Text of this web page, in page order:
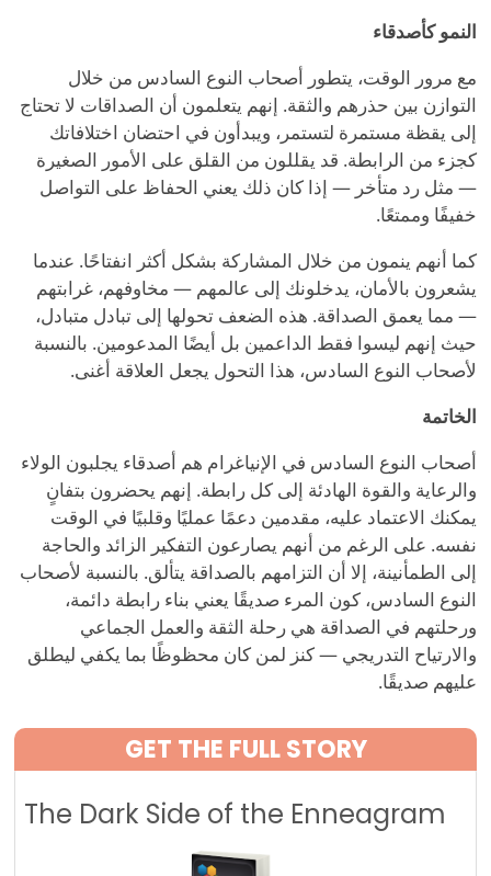
النمو كأصدقاء
مع مرور الوقت، يتطور أصحاب النوع السادس من خلال
التوازن بين حذرهم والثقة. إنهم يتعلمون أن الصداقات لا تحتاج
إلى يقظة مستمرة لتستمر، ويبدأون في احتضان اختلافاتك
كجزء من الرابطة. قد يقللون من القلق على الأمور الصغيرة
— مثل رد متأخر — إذا كان ذلك يعني الحفاظ على التواصل
خفيفًا وممتعًا.
كما أنهم ينمون من خلال المشاركة بشكل أكثر انفتاحًا. عندما
يشعرون بالأمان، يدخلونك إلى عالمهم — مخاوفهم، غرابتهم
— مما يعمق الصداقة. هذه الضعف تحولها إلى تبادل متبادل،
حيث إنهم ليسوا فقط الداعمين بل أيضًا المدعومين. بالنسبة
لأصحاب النوع السادس، هذا التحول يجعل العلاقة أغنى.
الخاتمة
أصحاب النوع السادس في الإنياغرام هم أصدقاء يجلبون الولاء
والرعاية والقوة الهادئة إلى كل رابطة. إنهم يحضرون بتفانٍ
يمكنك الاعتماد عليه، مقدمين دعمًا عمليًا وقلبيًا في الوقت
نفسه. على الرغم من أنهم يصارعون التفكير الزائد والحاجة
إلى الطمأنينة، إلا أن التزامهم بالصداقة يتألق. بالنسبة لأصحاب
النوع السادس، كون المرء صديقًا يعني بناء رابطة دائمة،
ورحلتهم في الصداقة هي رحلة الثقة والعمل الجماعي
والارتياح التدريجي — كنز لمن كان محظوظًا بما يكفي ليطلق
عليهم صديقًا.
GET THE FULL STORY
The Dark Side of the Enneagram